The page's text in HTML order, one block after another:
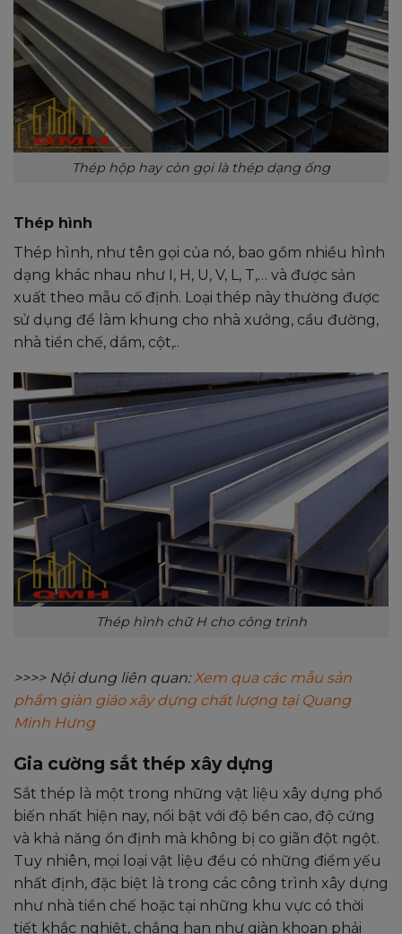
Thép hộp hay còn gọi là thép dạng ống
Thép hình
Thép hình, như tên gọi của nó, bao gồm nhiều hình
dạng khác nhau như I, H, U, V, L, T,… và được sản
xuất theo mẫu cố định. Loại thép này thường được
sử dụng để làm khung cho nhà xưởng, cầu đường,
nhà tiền chế, dầm, cột,..
Thép hình chữ H cho công trình
>>>> Nội dung liên quan:Xem qua các mẫu sản
phẩm giàn giáo xây dựng chất lượng tại Quang
Minh Hưng
Gia cường sắt thép xây dựng
Sắt thép là một trong những vật liệu xây dựng phổ
biến nhất hiện nay, nổi bật với độ bền cao, độ cứng
và khả năng ổn định mà không bị co giãn đột ngột.
Tuy nhiên, mọi loại vật liệu đều có những điểm yếu
nhất định, đặc biệt là trong các công trình xây dựng
như nhà tiền chế hoặc tại những khu vực có thời
tiết khắc nghiệt, chẳng hạn như giàn khoan phải